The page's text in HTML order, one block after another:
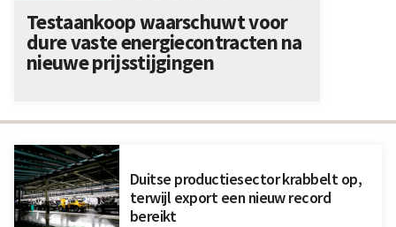
Duitse productiesector krabbelt op,
terwijl export een nieuw record
bereikt
Testaankoop waarschuwt voor
dure vaste energiecontracten na
nieuwe prijsstijgingen